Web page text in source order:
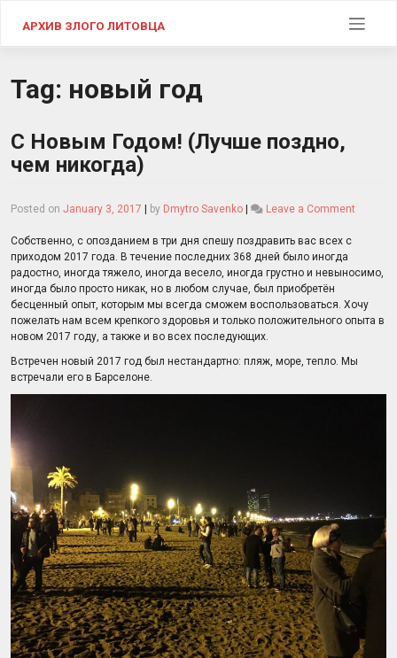
АРХИВ ЗЛОГО ЛИТОВЦА
Tag: новый год
С Новым Годом! (Лучше поздно,
чем никогда)
Posted on January 3, 2017 | by Dmytro Savenko | Leave a Comment
(Лучше
чем
Собственно, с опозданием в три дня спешу поздравить вас всех с
приходом 2017 года. В течение последних 368 дней было иногда
радостно, иногда тяжело, иногда весело, иногда грустно и невыносимо,
иногда было просто никак, но в любом случае, был приобретён
бесценный опыт, которым мы всегда сможем воспользоваться. Хочу
пожелать нам всем крепкого здоровья и только положительного опыта в
новом 2017 году, а также и во всех последующих.
Встречен новый 2017 год был нестандартно: пляж, море, тепло. Мы
встречали его в Барселоне.